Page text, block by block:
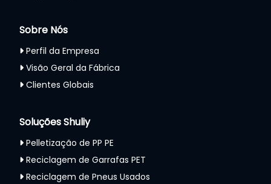
Sobre Nós
Perfil da Empresa
Visão Geral da Fábrica
Clientes Globais
Soluções Shuliy
Pelletização de PP PE
Reciclagem de Garrafas PET
Reciclagem de Pneus Usados